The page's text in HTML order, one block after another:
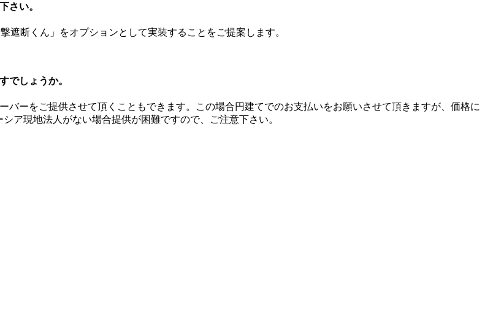
さい。
断くん」をオプションとして実装することをご提案します。
でしょうか。
ーをご提供させて頂くこともできます。この場合円建てでのお支払いをお願いさせて頂きますが、価格に
ア現地法人がない場合提供が困難ですので、ご注意下さい。